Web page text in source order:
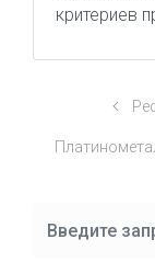
критериев